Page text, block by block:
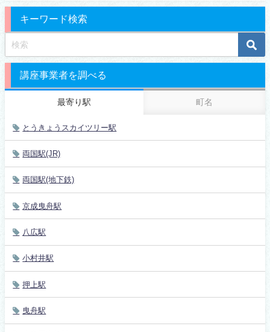
キーワード検索
講座事業者を調べる
最寄り駅 町名
とうきょうスカイツリー駅
両国駅(JR)
両国駅(地下鉄)
京成曳舟駅
八広駅
小村井駅
押上駅
曳舟駅